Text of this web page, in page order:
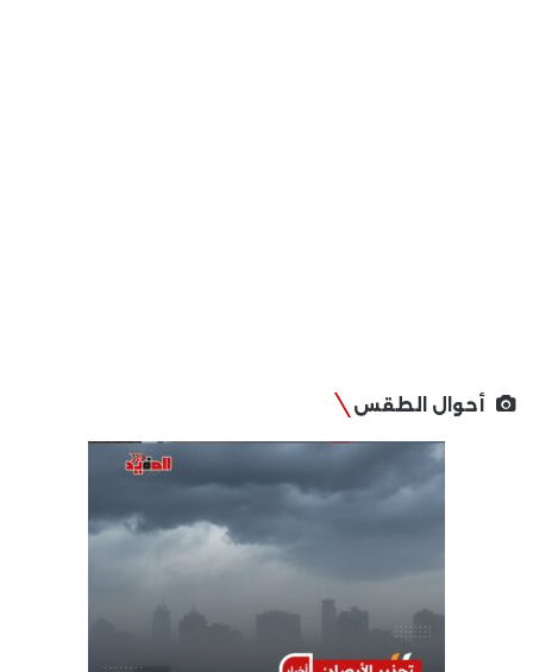
أحوال الطقس